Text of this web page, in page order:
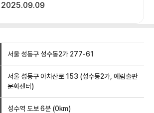
2025.09.09
서울 성동구 성수동2가 277-61
서울 성동구 아차산로 153 (성수동2가, 예림출판
문화센터)
성수역 도보 6분 (0km)